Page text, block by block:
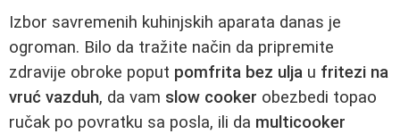
Izbor savremenih kuhinjskih aparata danas je
ogroman. Bilo da tražite način da pripremite
zdravije obroke poput pomfrita bez ulja u fritezi na
vruć vazduh, da vam slow cooker obezbedi topao
ručak po povratku sa posla, ili da multicooker